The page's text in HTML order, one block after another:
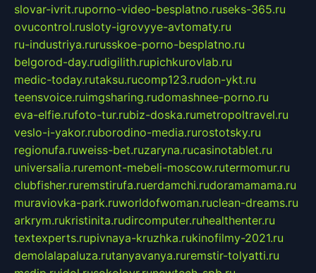
slovar-ivrit.ruporno-video-besplatno.ruseks-365.ru
ovucontrol.rusloty-igrovyye-avtomaty.ru
ru-industriya.rurusskoe-porno-besplatno.ru
belgorod-day.rudigilith.rupichkurovlab.ru
medic-today.rutaksu.rucomp123.rudon-ykt.ru
teensvoice.ruimgsharing.rudomashnee-porno.ru
eva-elfie.rufoto-tur.rubiz-doska.rumetropoltravel.ru
veslo-i-yakor.ruborodino-media.rurostotsky.ru
regionufa.ruweiss-bet.ruzaryna.rucasinotablet.ru
universalia.ruremont-mebeli-moscow.rutermomur.ru
clubfisher.ruremstirufa.ruerdamchi.rudoramamama.ru
muraviovka-park.ruworldofwoman.ruclean-dreams.ru
arkrym.rukristinita.rudircomputer.ruhealthenter.ru
textexperts.rupivnaya-kruzhka.rukinofilmy-2021.ru
demolalapaluza.rutanyavanya.ruremstir-tolyatti.ru